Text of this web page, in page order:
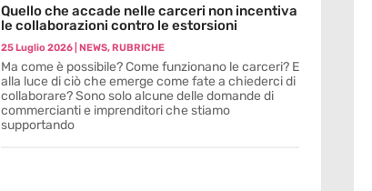
Quello che accade nelle carceri non incentiva
le collaborazioni contro le estorsioni
25 Luglio 2026| NEWS,RUBRICHE
Ma come è possibile? Come funzionano le carceri? E
alla luce di ciò che emerge come fate a chiederci di
collaborare? Sono solo alcune delle domande di
commercianti e imprenditori che stiamo
supportando